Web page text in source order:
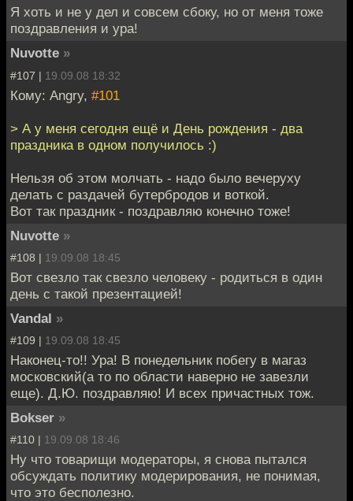
Я хоть и не у дел и совсем сбоку, но от меня тоже
поздравления и ура!
Nuvotte »
#107 | 19.09.08 18:32
Кому: Angry, #101
> А у меня сегодня ещё и День рождения - два
праздника в одном получилось :)
Нельзя об этом молчать - надо было вечеруху
делать с раздачей бутербродов и воткой.
Вот так праздник - поздравляю конечно тоже!
Nuvotte »
#108 | 19.09.08 18:45
Вот свезло так свезло человеку - родиться в один
день с такой презентацией!
Vandal »
#109 | 19.09.08 18:45
Наконец-то!! Ура! В понедельник побегу в магаз
московский(а то по области наверно не завезли
еще). Д.Ю. поздравляю! И всех причастных тож.
Bokser »
#110 | 19.09.08 18:46
Ну что товарищи модераторы, я снова пытался
обсуждать политику модерирования, не понимая,
что это бесполезно.